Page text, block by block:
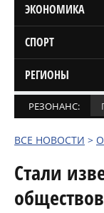
ЭКОНОМИКА
СПОРТ
РЕГИОНЫ
РЕЗОНАНС:
ВСЕ НОВОСТИ >
Стали